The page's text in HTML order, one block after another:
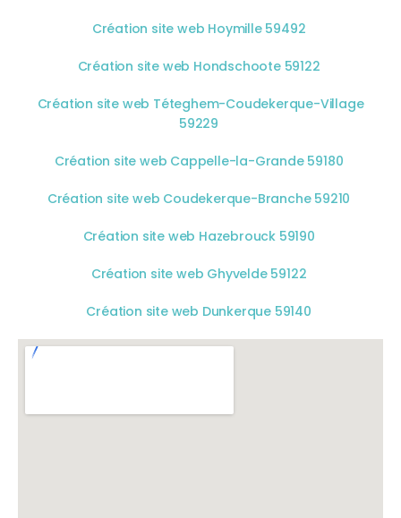
Création site web Hoymille 59492
Création site web Hondschoote 59122
Création site web Téteghem-Coudekerque-Village
59229
Création site web Cappelle-la-Grande 59180
Création site web Coudekerque-Branche 59210
Création site web Hazebrouck 59190
Création site web Ghyvelde 59122
Création site web Dunkerque 59140